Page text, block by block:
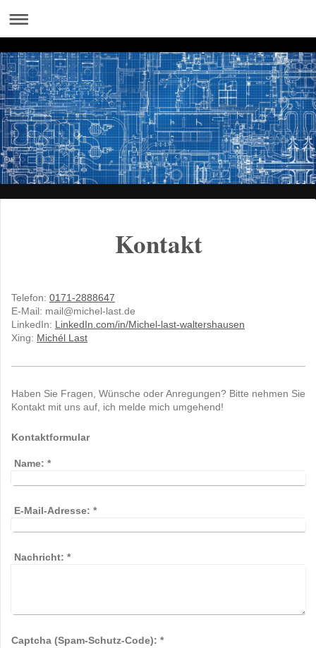
Kontakt
Telefon: 0171-2888647
E-Mail: mail@michel-last.de
LinkedIn: LinkedIn.com/in/Michel-last-waltershausen
Xing: Michél Last
Haben Sie Fragen, Wünsche oder Anregungen? Bitte nehmen Sie
Kontakt mit uns auf, ich melde mich umgehend!
Kontaktformular
Name: *
E-Mail-Adresse: *
Nachricht: *
Captcha (Spam-Schutz-Code): *